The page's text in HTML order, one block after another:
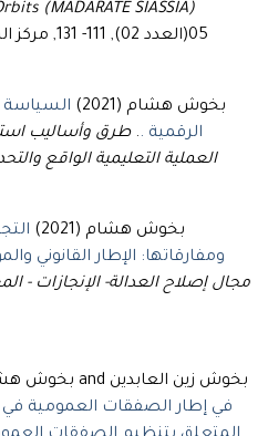
(MADARATE SIASSIA)
05(العدد 02), 111- 131, مركز المدار المعر للأبحاث والدراسات
بخوش هشام (2021)
السياسة
الرقمية ..طرق وأساليب
العملية التعليمية الواقع
بخوش هشام (2021)
ومفارقاتها: الإطار القانوني
مجال إصلاح العدالة- الإنجازات -
بخوش زين العابدين and بخوش هشام (2021)